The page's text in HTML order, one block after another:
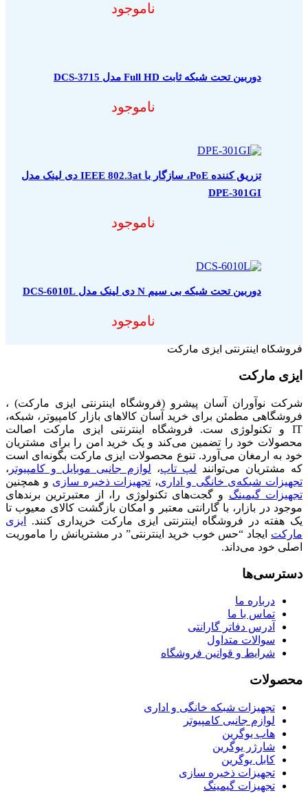
ناموجود
دوربین تحت شبکه ثابت Full HD مدل DCS-3715
ناموجود
تزریق کننده PoE، سازگار با IEEE 802.3at دی لینک مدل
DPE-301GI
ناموجود
دوربین تحت شبکه بی سیم N دی لینک مدل DCS-6010L
ناموجود
فروشگاه اینترنتی ایزی مارکت
ایزی مارکت
شرکت نوآوران آسان پیشرو (فروشگاه اینترنتی ایزی مارکت) ،
فروشگاهی مطمئن برای خرید آسان کالاهای بازار کامپیوتر، شبکه،
IT و تکنولوژی ست. فروشگاه اینترنتی ایزی مارکت اصالت
محصولات خود را تضمین می‌کند و یک خرید امن را برای مشتریان
خود به ارمغان می‌آورد. تنوع محصولات ایزی مارکت بگونه‌ای است
که مشتریان می‌توانند لپ تاپ، لوازم جانبی موبایل و کامپیوتر ،
تجهیزات شبکه‌ی خانگی و اداری، تجهیزات ذخیره سازی و همچنین
تجهیزات گیمینگ و گجت‌های تکنولوژی را، از معتبرترین برندهای
موجود در بازار، با گارانتی معتبر و امکان بازگشت کالای معیوب تا
یک هفته در فروشگاه اینترنتی ایزی مارکت خریداری کنند.
ایزی
مارکت ایجاد “حس خوب خرید اینترنتی” در مشتریانش را ماموریت
اصلی خود می‌داند.
دسترسی‌ها
درباره ما
تماس با ما
آدرس دفاتر گارانتی
سوالات متداول
شرایط و قوانین فروشگاه
محصولات
تجهیزات شبکه خانگی و اداری
لوازم جانبی کامپیوتر
هاب یوگرین
شارژر یوگرین
کابل یوگرین
تجهیزات ذخیره سازی
تجهیزات گیمینگ